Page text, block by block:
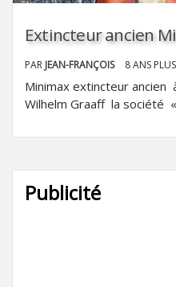
Extincteur ancien
PAR JEAN-FRANÇOIS 8 ANS
Minimax extincteur ancien
Wilhelm Graaff la société
Publicité